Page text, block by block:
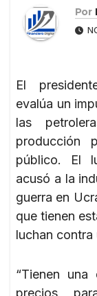
Por
El
evalúa un
las
producción
público. El
acusó a la
guerra en
que tienen
luchan
“Tienen una
precios